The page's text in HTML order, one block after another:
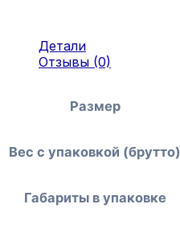
Детали
Отзывы (0)
Размер
Вес с упаковкой (брутто)
Габариты в упаковке